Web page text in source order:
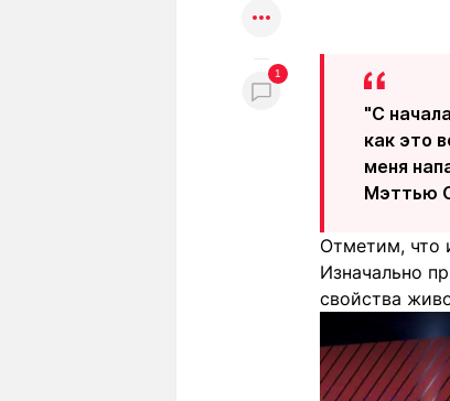
1
"С
как это
меня
Мэттью
Отметим, что
Изначально
свойства